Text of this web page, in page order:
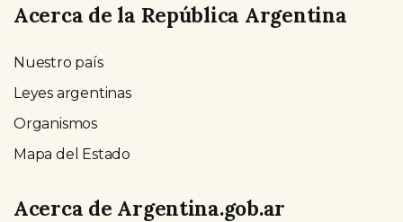
Acerca de la República Argentina
Nuestro país
Leyes argentinas
Organismos
Mapa del Estado
Acerca de Argentina.gob.ar